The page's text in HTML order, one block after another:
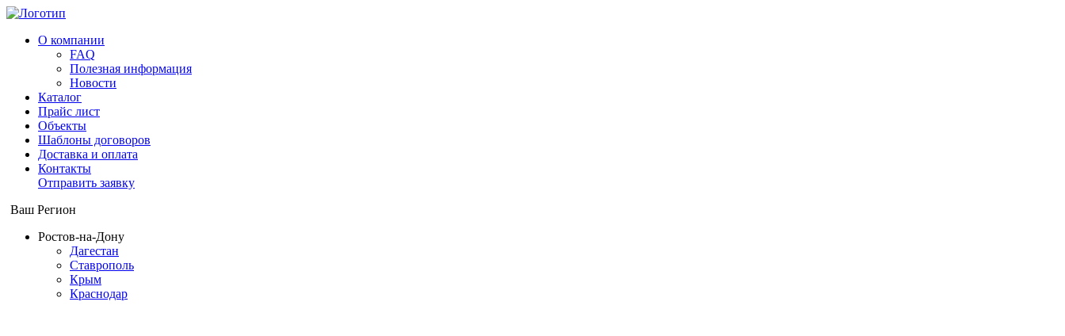
О компании
FAQ
Полезная информация
Новости
Каталог
Прайс лист
Объекты
Шаблоны договоров
Доставка и оплата
Контакты
Отправить заявку
Ваш Регион
Ростов-на-Дону
Дагестан
Ставрополь
Крым
Краснодар